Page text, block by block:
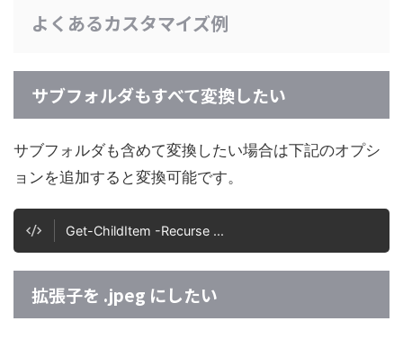
よくあるカスタマイズ例
サブフォルダもすべて変換したい
サブフォルダも含めて変換したい場合は下記のオプシ
ョンを追加すると変換可能です。
Get-ChildItem -Recurse ...
拡張子を .jpeg にしたい